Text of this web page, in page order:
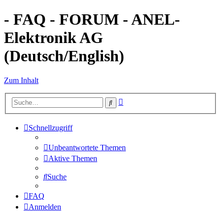
- FAQ - FORUM - ANEL-
Elektronik AG
(Deutsch/English)
Zum Inhalt
Suche
Schnellzugriff
Unbeantwortete Themen
Aktive Themen
Suche
FAQ
Anmelden